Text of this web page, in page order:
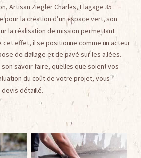
Artisan Ziegler Charles, Elagage 35
pour la création d’un espace vert, son
la réalisation de mission permettant
cet effet, il se positionne comme un acteur
de dallage et de pavé sur les allées.
savoir-faire, quelles que soient vos
du coût de votre projet, vous
devis détaillé.